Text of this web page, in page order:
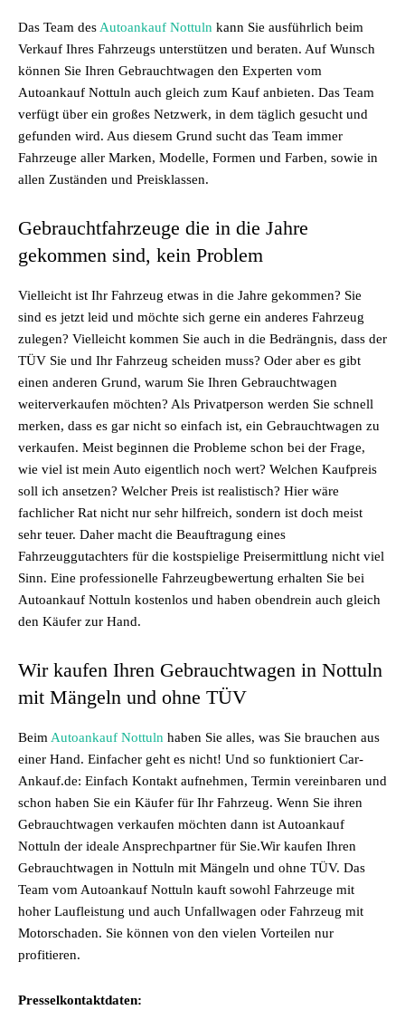
Das Team des Autoankauf Nottuln kann Sie ausführlich beim
Verkauf Ihres Fahrzeugs unterstützen und beraten. Auf Wunsch
können Sie Ihren Gebrauchtwagen den Experten vom
Autoankauf Nottuln auch gleich zum Kauf anbieten. Das Team
verfügt über ein großes Netzwerk, in dem täglich gesucht und
gefunden wird. Aus diesem Grund sucht das Team immer
Fahrzeuge aller Marken, Modelle, Formen und Farben, sowie in
allen Zuständen und Preisklassen.
Gebrauchtfahrzeuge die in die Jahre
gekommen sind, kein Problem
Vielleicht ist Ihr Fahrzeug etwas in die Jahre gekommen? Sie
sind es jetzt leid und möchte sich gerne ein anderes Fahrzeug
zulegen? Vielleicht kommen Sie auch in die Bedrängnis, dass der
TÜV Sie und Ihr Fahrzeug scheiden muss? Oder aber es gibt
einen anderen Grund, warum Sie Ihren Gebrauchtwagen
weiterverkaufen möchten? Als Privatperson werden Sie schnell
merken, dass es gar nicht so einfach ist, ein Gebrauchtwagen zu
verkaufen. Meist beginnen die Probleme schon bei der Frage,
wie viel ist mein Auto eigentlich noch wert? Welchen Kaufpreis
soll ich ansetzen? Welcher Preis ist realistisch? Hier wäre
fachlicher Rat nicht nur sehr hilfreich, sondern ist doch meist
sehr teuer. Daher macht die Beauftragung eines
Fahrzeuggutachters für die kostspielige Preisermittlung nicht viel
Sinn. Eine professionelle Fahrzeugbewertung erhalten Sie bei
Autoankauf Nottuln kostenlos und haben obendrein auch gleich
den Käufer zur Hand.
Wir kaufen Ihren Gebrauchtwagen in Nottuln
mit Mängeln und ohne TÜV
Beim Autoankauf Nottuln haben Sie alles, was Sie brauchen aus
einer Hand. Einfacher geht es nicht! Und so funktioniert Car-
Ankauf.de: Einfach Kontakt aufnehmen, Termin vereinbaren und
schon haben Sie ein Käufer für Ihr Fahrzeug. Wenn Sie ihren
Gebrauchtwagen verkaufen möchten dann ist Autoankauf
Nottuln der ideale Ansprechpartner für Sie.Wir kaufen Ihren
Gebrauchtwagen in Nottuln mit Mängeln und ohne TÜV. Das
Team vom Autoankauf Nottuln kauft sowohl Fahrzeuge mit
hoher Laufleistung und auch Unfallwagen oder Fahrzeug mit
Motorschaden. Sie können von den vielen Vorteilen nur
profitieren.
Presselkontaktdaten: